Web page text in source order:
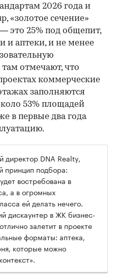
2026 года и
«золотое сечение»
это 25% под общепит,
и аптеки, и не менее
отмечают, что
коммерческие
заполняются
53% площадей
в первые два года
директор DNA Realty,
принцип подбора:
востребована в
а в огромных
ей делать нечего.
дискаунтер в ЖК бизнес-
залетит в проекте
форматы: аптека,
которые можно